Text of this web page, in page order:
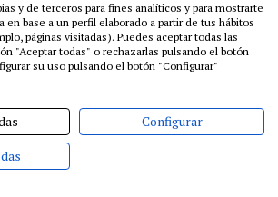
RESIDENCIAS
AYUDAS
PUBLICACIONES
CONTACTO
y de terceros para fines analíticos y para mostrarte
en base a un perfil elaborado a partir de tus hábitos
páginas visitadas). Puedes aceptar todas las
"Aceptar todas" o rechazarlas pulsando el botón
su uso pulsando el botón "Configurar"
Configurar